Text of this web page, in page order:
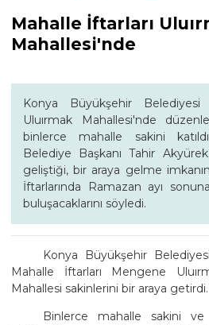
Mahalle İftarları
Mahallesi'nde
Konya Büyükşehir Belediyesi
Uluırmak Mahallesi'nde
binlerce mahalle sakini
Belediye Başkanı Tahir
geliştiği, bir araya gelme
İftarlarında Ramazan ayı
buluşacaklarını söyledi.
Konya Büyükşehir
Mahalle İftarları Mengene
Mahallesi sakinlerini bir araya getirdi.
Binlerce mahalle sakini